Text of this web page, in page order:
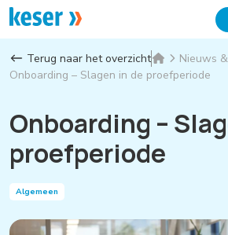
Terug naar het overzicht
Nieuws
Onboarding – Slagen in de proefperiode
Onboarding –
proefperiode
Algemeen